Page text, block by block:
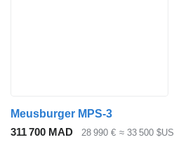
Meusburger MPS-3
311 700 MAD
28 990 € ≈ 33 500 $US